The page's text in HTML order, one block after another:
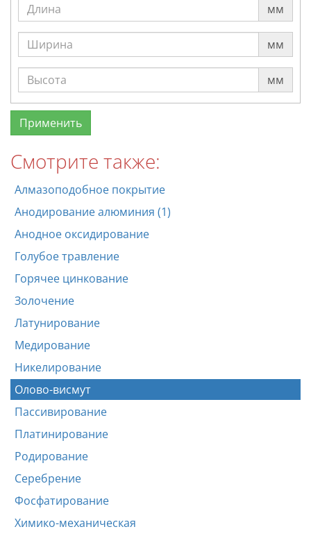
мм
мм
мм
Смотрите также:
Алмазоподобное покрытие
Анодирование алюминия (1)
Анодное оксидирование
Голубое травление
Горячее цинкование
Золочение
Латунирование
Медирование
Никелирование
Олово-висмут
Пассивирование
Платинирование
Родирование
Серебрение
Фосфатирование
Химико-механическая